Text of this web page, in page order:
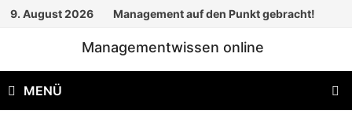
Zum
9. August 2026 Management auf den Punkt gebracht!
Managementwissen online
MENÜ